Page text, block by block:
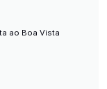
ao Boa Vista